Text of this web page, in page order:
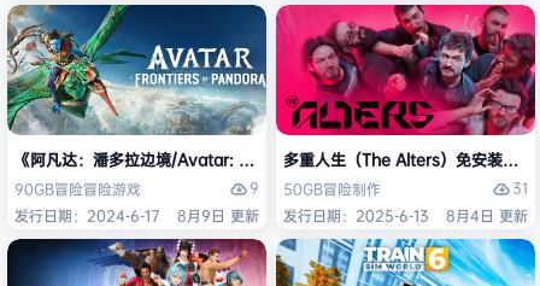
《阿凡达：潘多拉边境/Avatar: Frontiers of Pandora》免安装中文版
90GB冒险冒险游戏
9
发行日期：2024-6-17
8月9日 更新
多重人生（The Alters）免安装中文
50GB冒险制作
31
发行日期：2025-6-13
8月4日 更新